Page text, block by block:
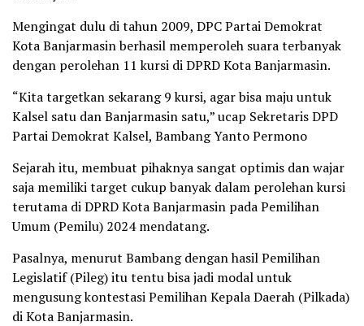
Mengingat dulu di tahun 2009, DPC Partai Demokrat
Kota Banjarmasin berhasil memperoleh suara terbanyak
dengan perolehan 11 kursi di DPRD Kota Banjarmasin.
“Kita targetkan sekarang 9 kursi, agar bisa maju untuk
Kalsel satu dan Banjarmasin satu,” ucap Sekretaris DPD
Partai Demokrat Kalsel, Bambang Yanto Permono
Sejarah itu, membuat pihaknya sangat optimis dan wajar
saja memiliki target cukup banyak dalam perolehan kursi
terutama di DPRD Kota Banjarmasin pada Pemilihan
Umum (Pemilu) 2024 mendatang.
Pasalnya, menurut Bambang dengan hasil Pemilihan
Legislatif (Pileg) itu tentu bisa jadi modal untuk
mengusung kontestasi Pemilihan Kepala Daerah (Pilkada)
di Kota Banjarmasin.